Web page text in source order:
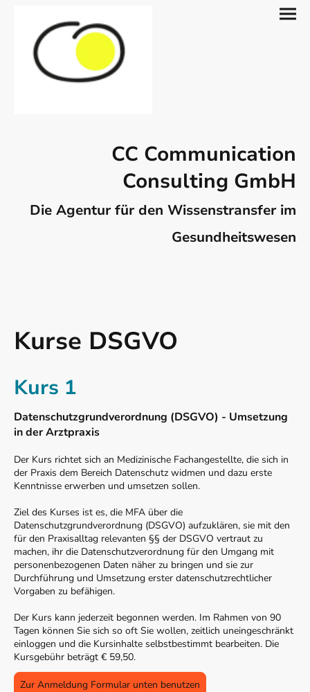
CC Communication
Consulting GmbH
Die Agentur für den Wissenstransfer im
Gesundheitswesen
Kurse DSGVO
Kurs 1
Datenschutzgrundverordnung (DSGVO) - Umsetzung
in der Arztpraxis
Der Kurs richtet sich an Medizinische Fachangestellte, die sich in
der Praxis dem Bereich Datenschutz widmen und dazu erste
Kenntnisse erwerben und umsetzen sollen.
Ziel des Kurses ist es, die MFA über die
Datenschutzgrundverordnung (DSGVO) aufzuklären, sie mit den
für den Praxisalltag relevanten §§ der DSGVO vertraut zu
machen, ihr die Datenschutzverordnung für den Umgang mit
personenbezogenen Daten näher zu bringen und sie zur
Durchführung und Umsetzung erster datenschutzrechtlicher
Vorgaben zu befähigen.
Der Kurs kann jederzeit begonnen werden. Im Rahmen von 90
Tagen können Sie sich so oft Sie wollen, zeitlich uneingeschränkt
einloggen und die Kursinhalte selbstbestimmt bearbeiten. Die
Kursgebühr beträgt € 59,50.
Zur Anmeldung Formular unten benutzen